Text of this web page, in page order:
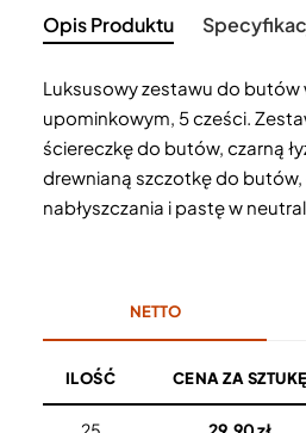
Opis Produktu
Luksusowy zestawu do butów
upominkowym, 5 cześci.
ściereczkę do butów, czarną
drewnianą szczotkę do
nabłyszczania i pastę w
NETTO
ILOŚĆ CENA ZA SZTUKĘ